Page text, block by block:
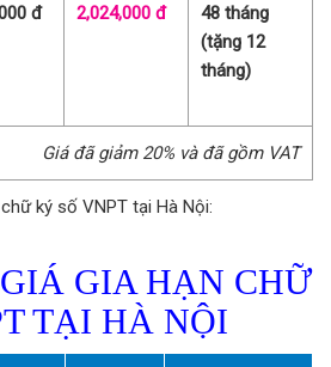
đ 2,024,000 đ
48 tháng
(tặng 12
tháng)
Giá đã giảm 20% và đã gồm VAT
ký số VNPT tại Hà Nội:
GIA HẠN CHỮ
TẠI HÀ NỘI